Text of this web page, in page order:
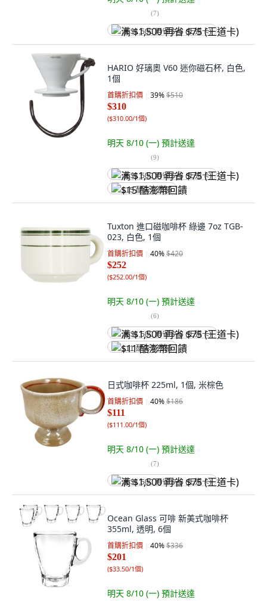
(7)
满 $1,500 再省 $75 (王道卡)
HARIO 好璃奧 V60 迷你磁石杯, 白色,
1個
首購折扣價 39%$510
$310
($310.00/1個)
明天 8/10 (一) 預計送達
(9)
满 $1,500 再省 $75 (王道卡)
$15 酷澎幣回饋
Tuxton 進口磁咖啡杯 綠邊 7oz TGB-
023, 白色, 1個
首購折扣價 40%$420
$252
($252.00/1個)
明天 8/10 (一) 預計送達
(6)
满 $1,500 再省 $75 (王道卡)
$11 酷澎幣回饋
日式咖啡杯 225ml, 1個, 米棕色
首購折扣價 40%$186
$111
($111.00/1個)
明天 8/10 (一) 預計送達
(7)
满 $1,500 再省 $75 (王道卡)
Ocean Glass 可啡 新美式咖啡杯
355ml, 透明, 6個
首購折扣價 40%$336
$201
($33.50/1個)
明天 8/10 (一) 預計送達